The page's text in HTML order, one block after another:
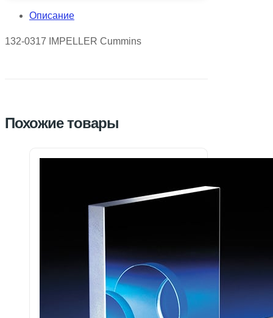
Описание
132-0317 IMPELLER Cummins
Похожие товары